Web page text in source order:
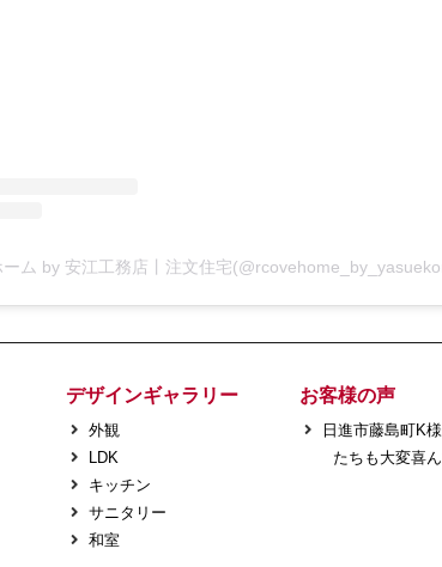
デザインギャラリー
外観
LDK
キッチン
サニタリー
和室
お客様の声
日進市藤島町K
たちも大変喜